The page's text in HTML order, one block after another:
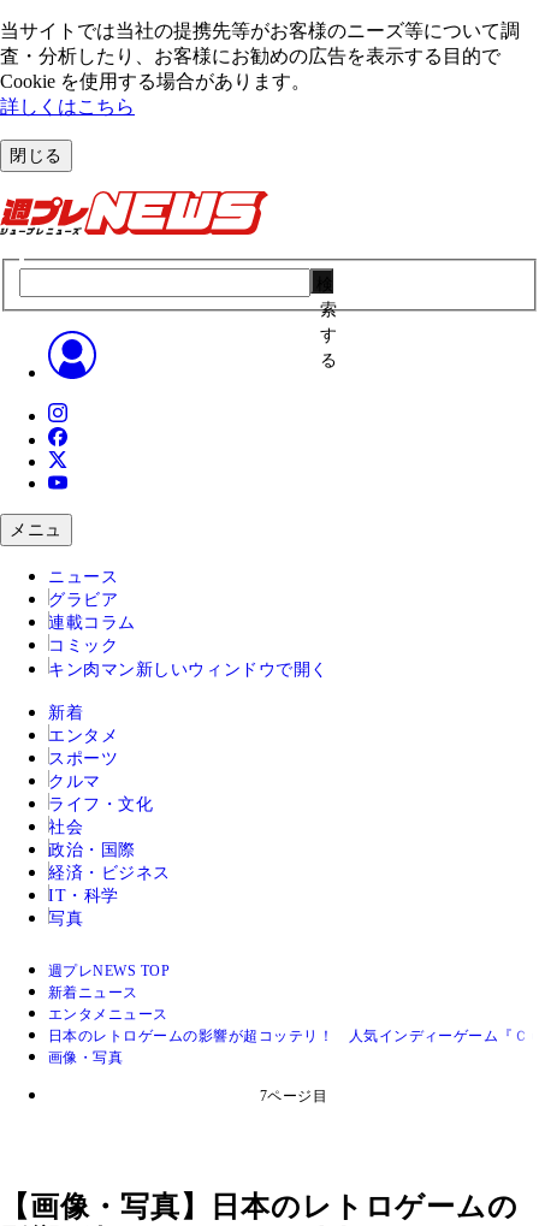
当サイトでは当社の提携先等がお客様のニーズ等について調
査・分析したり、お客様にお勧めの広告を表⽰する⽬的で
Cookie を使⽤する場合があります。
詳しくはこちら
閉じる
索
す
る
メニュ
ニュース
グラビア
連載コラム
コミック
キン肉マン 新しいウィンドウで開く
新着
エンタメ
スポーツ
クルマ
ライフ・文化
社会
政治・国際
経済・ビジネス
IT・科学
写真
週プレNEWS TOP
新着ニュース
エンタメニュース
日本のレトロゲームの影響が超コッテリ！ 人気インディーゲーム『Ｃ
画像・写真
7ページ目
【画像・写真】日本のレトロゲームの